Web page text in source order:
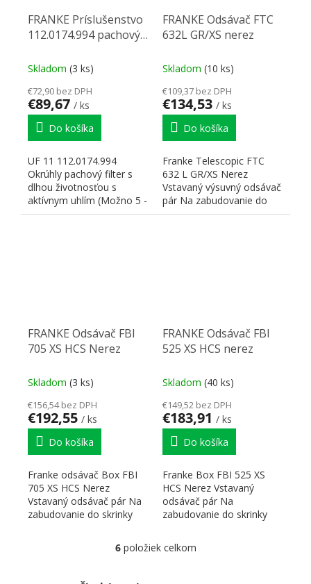
FRANKE Príslušenstvo
112.0174.994 pachový
životnosťou
Skladom (3 ks)
€72,90 bez DPH
€89,67 / ks
Do košíka
UF 11 112.0174.994
Okrúhly pachový filter s
dlhou životnosťou s
aktívnym uhlím (Možno 5 -
8 x umyť v umývačke
FRANKE Odsávač FTC
632L GR/XS nerez
Skladom (10 ks)
€109,37 bez DPH
€134,53 / ks
Do košíka
Franke Telescopic FTC
632 L GR/XS Nerez
Vstavaný výsuvný odsávač
pár Na zabudovanie do
skrinky Energetická trieda:
FRANKE Odsávač FBI
705 XS HCS Nerez
Skladom (3 ks)
€156,54 bez DPH
€192,55 / ks
Do košíka
Franke odsávač Box FBI
705 XS HCS Nerez
Vstavaný odsávač pár Na
zabudovanie do skrinky
FRANKE Odsávač FBI
525 XS HCS nerez
Skladom (40 ks)
€149,52 bez DPH
€183,91 / ks
Do košíka
Franke Box FBI 525 XS
HCS Nerez Vstavaný
odsávač pár Na
zabudovanie do skrinky
Montážna šírka:...
Ovládacie prvky výpisu
6položiek celkom